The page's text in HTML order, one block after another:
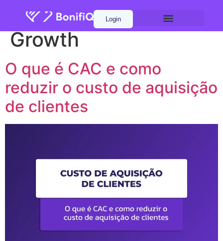
Login
Tag:Métricas &
Growth
O que é CAC e como
reduzir o custo de aquisição
de clientes